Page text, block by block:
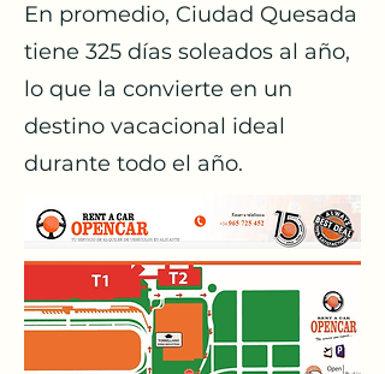
En promedio, Ciudad Quesada
tiene 325 días soleados al año,
lo que la convierte en un
destino vacacional ideal
durante todo el año.